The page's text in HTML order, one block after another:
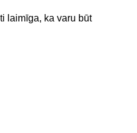
laimīga, ka varu būt